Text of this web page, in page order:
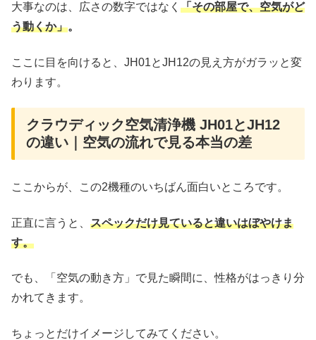
大事なのは、広さの数字ではなく 「その部屋で、空気がど
う動くか」。
ここに目を向けると、JH01とJH12の見え方がガラッと変
わります。
クラウディック空気清浄機 JH01とJH12
の違い｜空気の流れで見る本当の差
ここからが、この2機種のいちばん面白いところです。
正直に言うと、 スペックだけ見ていると違いはぼやけま
す。
でも、「空気の動き方」で見た瞬間に、性格がはっきり分
かれてきます。
ちょっとだけイメージしてみてください。